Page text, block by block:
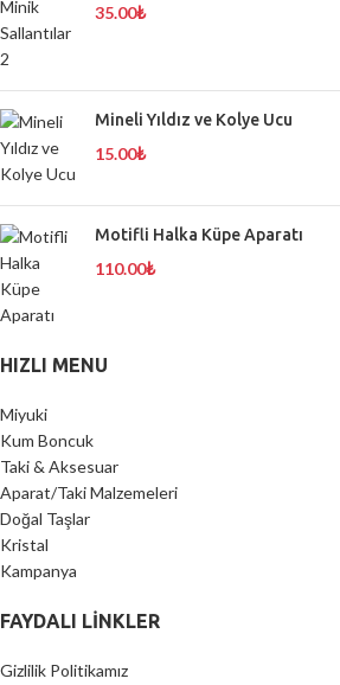
35.00₺
Mineli Yıldız ve Kolye Ucu
15.00₺
Motifli Halka Küpe Aparatı
110.00₺
HIZLI MENU
Miyuki
Kum Boncuk
Taki & Aksesuar
Aparat/Taki Malzemeleri
Doğal Taşlar
Kristal
Kampanya
FAYDALI LİNKLER
Gizlilik Politikamız